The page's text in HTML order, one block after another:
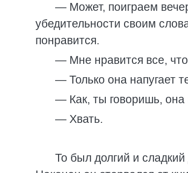
— Может, поиграем
убедительности своим
понравится.
— Мне нравится все,
— Только она напугает
— Как, ты говоришь, она
— Хвать.
То был долгий и